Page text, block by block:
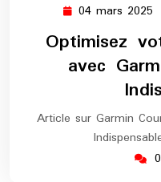
04 mars 2025
Optimisez
avec
Article sur Garmin